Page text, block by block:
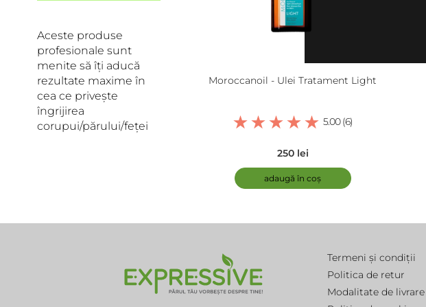
Aceste produse
profesionale sunt
menite să îți aducă
rezultate maxime în
cea ce privește
îngrijirea
corupui/părului/feței
Moroccanoil - Ulei Tratament Light
5.00 (6)
250 lei
adaugă în coș
Termeni și condiții
Politica de retur
Modalitate de livrare